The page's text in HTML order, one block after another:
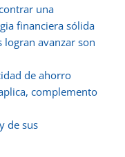
una
financiera sólida
avanzar son
de ahorro
complemento
de sus